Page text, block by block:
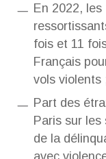
En 2022,
fois et 11
Français
vols violents
Part des
Paris sur les
de la
avec